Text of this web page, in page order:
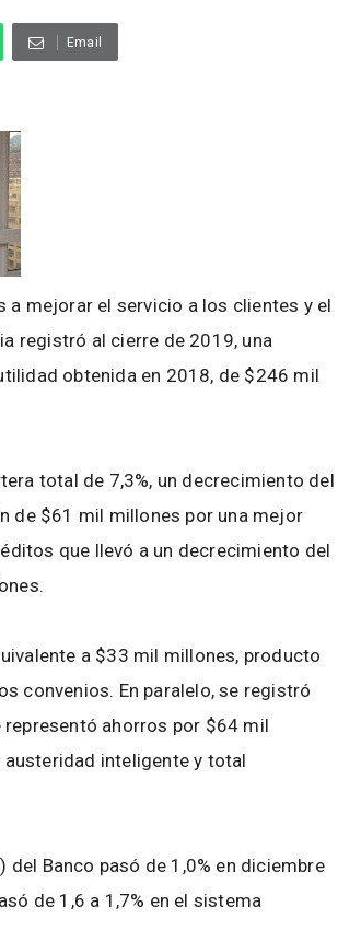
Email
mejorar el servicio a los clientes y el
registró al cierre de 2019, una
obtenida en 2018, de $246 mil
total de 7,3%, un decrecimiento del
de $61 mil millones por una mejor
que llevó a un decrecimiento del
a $33 mil millones, producto
convenios. En paralelo, se registró
ahorros por $64 mil
inteligente y total
Banco pasó de 1,0% en diciembre
de 1,6 a 1,7% en el sistema